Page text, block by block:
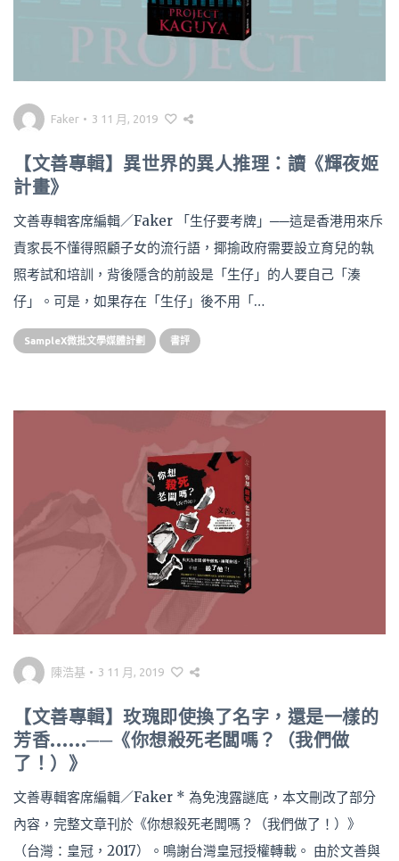
Faker • 3 11 月, 2019
【文善專輯】異世界的異人推理：讀《輝夜姬
計畫》
文善專輯客席編輯／Faker 「生仔要考牌」──這是香港用來斥
責家長不懂得照顧子女的流行語，揶揄政府需要設立育兒的執
照考試和培訓，背後隱含的前設是「生仔」的人要自己「湊
仔」。可是，如果存在「生仔」後不用「…
SampleX微批文學媒體計劃 書評
陳浩基 • 3 11 月, 2019
【文善專輯】玫瑰即使換了名字，還是一樣的
芳香……──《你想殺死老闆嗎？（我們做
了！）》
文善專輯客席編輯／Faker * 為免洩露謎底，本文刪改了部分
內容，完整文章刊於《你想殺死老闆嗎？（我們做了！）》
（台灣：皇冠，2017）。鳴謝台灣皇冠授權轉載。 由於文善與